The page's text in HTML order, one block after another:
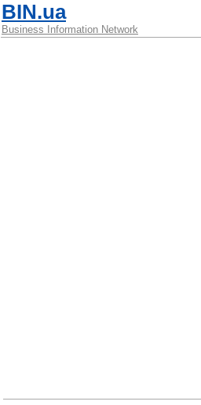
BIN.ua
Business Information Network